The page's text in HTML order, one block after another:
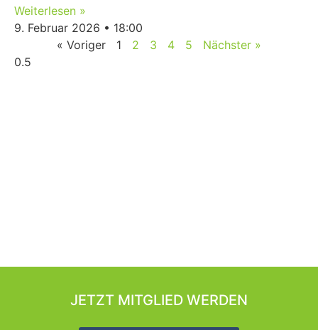
Weiterlesen »
9. Februar 2026
18:00
« Voriger
1 2 3 4 5 Nächster »
JETZT MITGLIED WERDEN